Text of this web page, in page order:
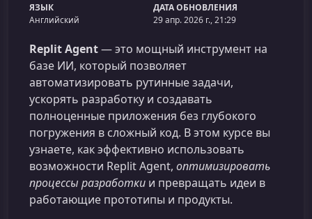
ЯЗЫК
Английский
ДАТА ОБНОВЛЕНИЯ
29 апр. 2026 г., 21:29
Replit Agent— это мощный инструмент на
базе ИИ, который позволяет
автоматизировать рутинные задачи,
ускорять разработку и создавать
полноценные приложения без глубокого
погружения в сложный код. В этом курсе вы
узнаете, как эффективно использовать
возможности Replit Agent, оптимизировать
процессы разработки и превращать идеи в
работающие прототипы и продукты.